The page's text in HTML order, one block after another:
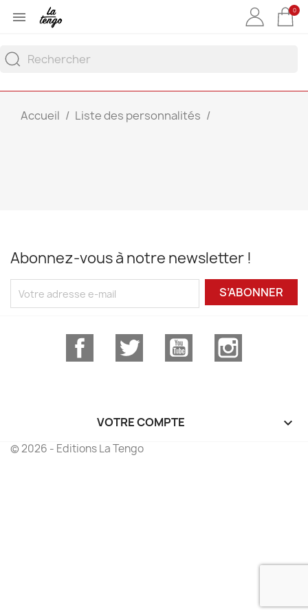
 0
Accueil Liste des personnalités
Abonnez-vous à notre newsletter !
S’ABONNER
Facebook Twitter YouTube
VOTRE COMPTE 
© 2026 - Editions La Tengo